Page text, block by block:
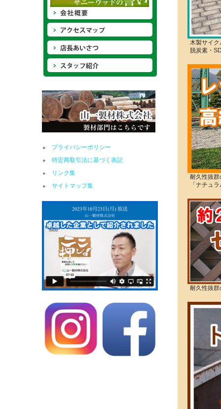
木製サイ
脱炭素・
耐久性抜
「ナチュ
耐久性抜
プライバシーポリシー
特定商取引法に基づく表記
リンク集
サイトマップ集